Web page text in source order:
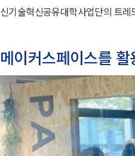
신기술혁신공유대학사업단의 트
메이커스페이스를